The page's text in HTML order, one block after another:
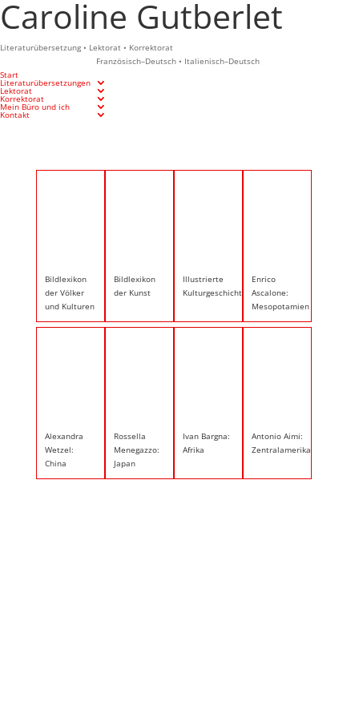
Caroline Gutberlet
Literaturübersetzung • Lektorat • Korrektorat
Französisch–Deutsch • Italienisch–Deutsch
Start
Literaturübersetzungen
Lektorat
Korrektorat
Mein Büro und ich
Kontakt
Bildlexikon
der Völker
und Kulturen
Bildlexikon
der Kunst
Illustrierte
Kulturgeschichte
Enrico
Ascalone:
Mesopotamien
Alexandra
Wetzel:
China
Rossella
Menegazzo:
Japan
Ivan Bargna:
Afrika
Antonio Aimi:
Zentralamerika